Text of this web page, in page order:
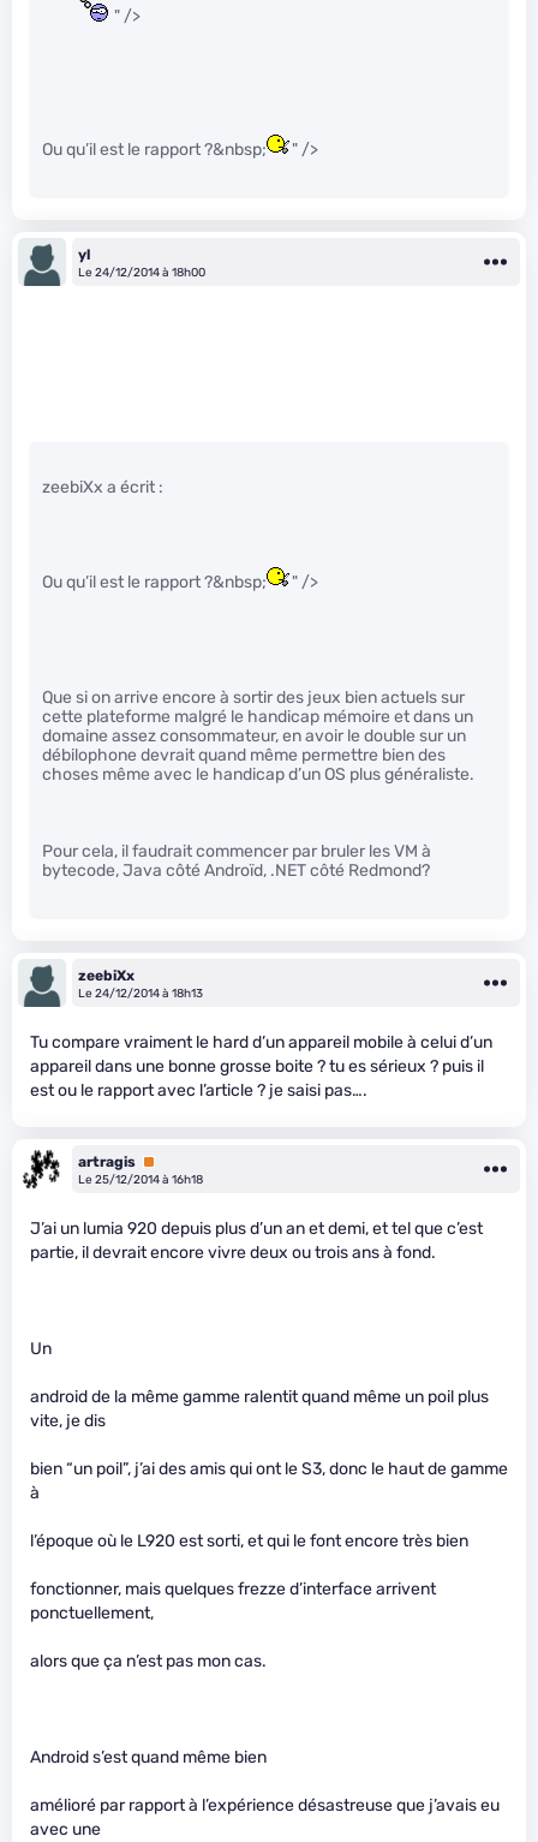
" />
Ou qu’il est le rapport ?&nbsp; " />
yl
Le 24/12/2014 à 18h00
zeebiXx a écrit :
Ou qu’il est le rapport ?&nbsp; " />
Que si on arrive encore à sortir des jeux bien actuels sur
cette plateforme malgré le handicap mémoire et dans un
domaine assez consommateur, en avoir le double sur un
débilophone devrait quand même permettre bien des
choses même avec le handicap d’un OS plus généraliste.
Pour cela, il faudrait commencer par bruler les VM à
bytecode, Java côté Androïd, .NET côté Redmond?
zeebiXx
Le 24/12/2014 à 18h13
Tu compare vraiment le hard d’un appareil mobile à celui d’un
appareil dans une bonne grosse boite ? tu es sérieux ? puis il
est ou le rapport avec l’article ? je saisi pas….
artragis Premium
Le 25/12/2014 à 16h18
J’ai un lumia 920 depuis plus d’un an et demi, et tel que c’est
partie, il devrait encore vivre deux ou trois ans à fond.
Un
android de la même gamme ralentit quand même un poil plus
vite, je dis
bien “un poil”, j’ai des amis qui ont le S3, donc le haut de gamme
à
l’époque où le L920 est sorti, et qui le font encore très bien
fonctionner, mais quelques frezze d’interface arrivent
ponctuellement,
alors que ça n’est pas mon cas.
Android s’est quand même bien
amélioré par rapport à l’expérience désastreuse que j’avais eu
avec une